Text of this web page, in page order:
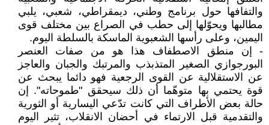
والتفافها حول برنامج وطني، ديمقراطي، شعبي، يلبي
مطالبها ويحوّلها إلى حطب في الصراع بين مختلف قوى
اليمين، وعلى رأسها الشعبوية الماسكة بالسلطة اليوم.
- إن منطق الاصطفاف هذا هو من صفات العنصر
البورجوازي الصغير المتذبذب والمرتبك والجبان والعاجز
عن الاستقلالية عن القوى الرجعية فهو دائما يبحث عن
قوة يحتمي بها متوهّما أن ذلك سيحقق "طموحاته". إن
حالة بعض الأطراف التي كانت تدّعي اليسارية أو الثورية
والتقدمية قبل الارتماء في أحضان الانقلاب، تثير اليوم